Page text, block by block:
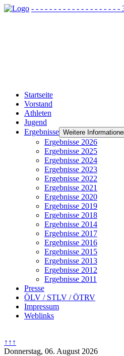
- - - - - - - - - - - - - - - - - - - -
Startseite
Vorstand
Athleten
Jugend
Ergebnisse Weitere
Ergebnisse 2026
Ergebnisse 2025
Ergebnisse 2024
Ergebnisse 2023
Ergebnisse 2022
Ergebnisse 2021
Ergebnisse 2020
Ergebnisse 2019
Ergebnisse 2018
Ergebnisse 2014
Ergebnisse 2017
Ergebnisse 2016
Ergebnisse 2015
Ergebnisse 2013
Ergebnisse 2012
Ergebnisse 2011
Presse
ÖLV / STLV / ÖTRV
Impressum
Weblinks
↑↑↑
Donnerstag, 06. August 2026